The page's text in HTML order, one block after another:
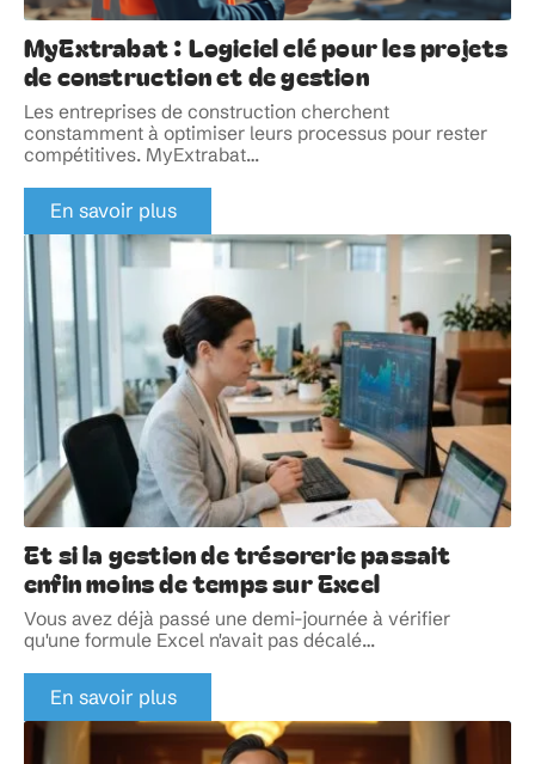
MyExtrabat : Logiciel clé pour les projets
de construction et de gestion
Les entreprises de construction cherchent
constamment à optimiser leurs processus pour rester
compétitives. MyExtrabat…
En savoir plus
Et si la gestion de trésorerie passait
enfin moins de temps sur Excel
Vous avez déjà passé une demi-journée à vérifier
qu'une formule Excel n'avait pas décalé…
En savoir plus